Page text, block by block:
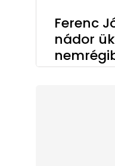
Ferenc
nádor